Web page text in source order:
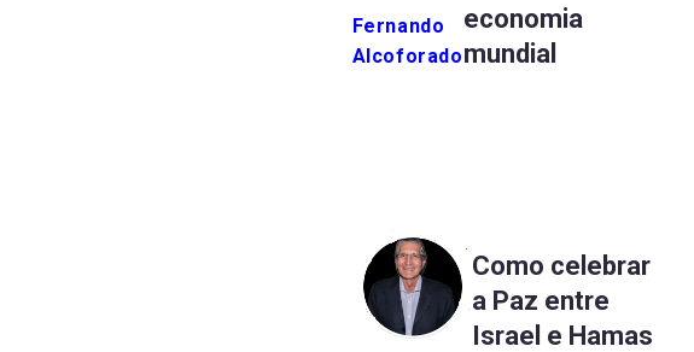
Fernando
Alcoforado
economia
mundial
Como celebrar
a Paz entre
Israel e Hamas